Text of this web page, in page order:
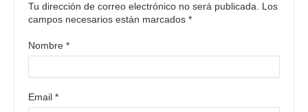
Tu dirección de correo electrónico no será publicada. Los
campos necesarios están marcados *
Nombre *
Email *